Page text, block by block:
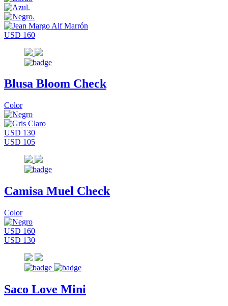
USD 160
Blusa Bloom Check
Color
USD 130
USD 105
Camisa Muel Check
Color
USD 160
USD 130
Saco Love Mini